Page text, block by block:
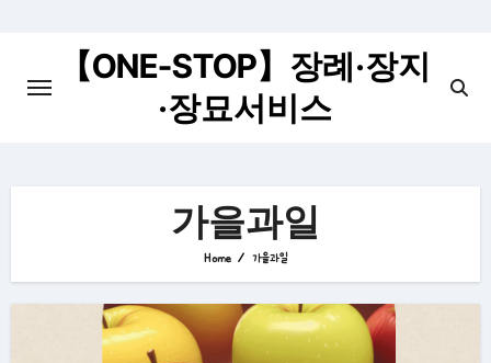
【ONE-STOP】장례·장지
·장묘서비스
가을과일
Home 가을과일